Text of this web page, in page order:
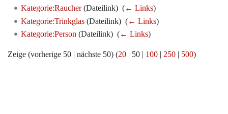
Kategorie:Raucher(Dateilink) ‎ (← Links)
Kategorie:Trinkglas(Dateilink) ‎ (← Links)
Kategorie:Person (Dateilink) ‎ (← Links)
Zeige (vorherige 50 | nächste 50) (20 | 50 | 100 | 250 | 500)